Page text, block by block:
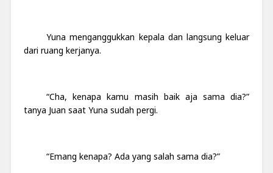
Yuna menganggukkan kepala dan langsung keluar
dari ruang kerjanya.
“Cha, kenapa kamu masih baik aja sama dia?”
tanya Juan saat Yuna sudah pergi.
“Emang kenapa? Ada yang salah sama dia?”